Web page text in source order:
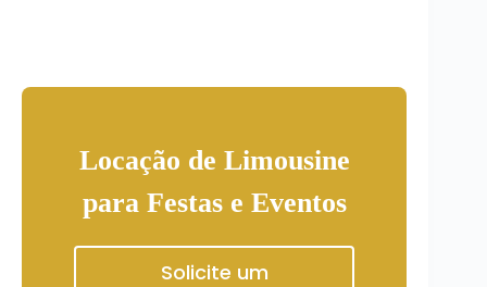
Locação de Limousine
para Festas e Eventos
Solicite um